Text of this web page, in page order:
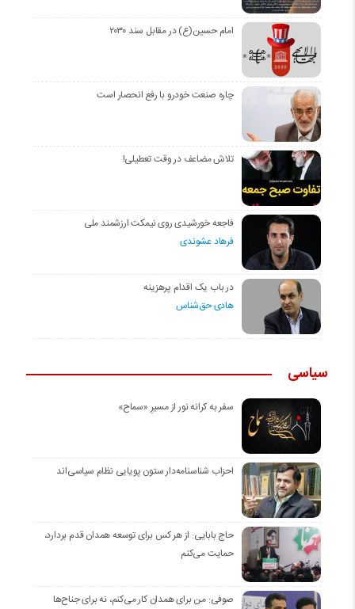
امام حسین(ع) در مقابل سند ۲۰۳۰
چاره صنعت خودرو با رفع انحصار است
تلاش مضاعف در وقت تعطیلی!
فاجعه خورشیدی روی نیمکت ارزشمند ملی
فرهاد عشوندی
در باب یک اقدام پرهزینه
هادی حق‌شناس
سیاسی
سفر به کرانه‌ نور از مسیرِ «سماح»
احزاب شناسنامه‌دار ستون پویایی نظام سیاسی‌اند
حاج بابایی: از هر کس برای توسعه همدان قدم بردارد،
حمایت می‌کنم
صوفی: من برای همدان کار می‌کنم، نه برای جناح‌ها